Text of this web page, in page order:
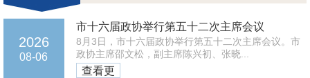
2026
08-06
市十六届政协举行第五十二次主席会议
8月3日，市十六届政协举行第五十二次主席会议。市
政协主席邵文松，副主席陈兴初、张晓...
查看更